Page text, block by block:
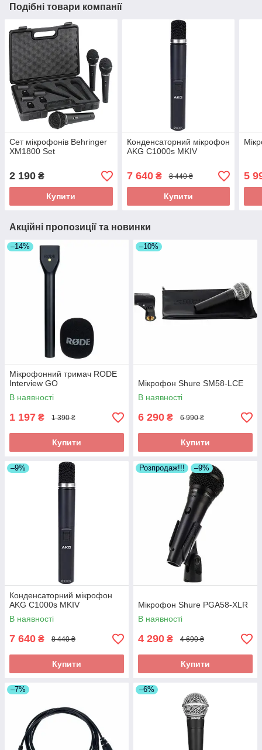
Подібні товари компанії
Сет мікрофонів Behringer
XM1800 Set
2 190 ₴
Купити
Конденсаторний мікрофон
AKG C1000s MKIV
7 640₴ 8 440 ₴
Купити
5
Акційні пропозиції та новинки
–14%
Мікрофонний тримач RODE
Interview GO
В наявності
1 197 ₴ 1 390 ₴
Купити
–10%
Мікрофон Shure SM58-LCE
В наявності
6 290 ₴ 6 990 ₴
Купити
–9%
Конденсаторний мікрофон
AKG C1000s MKIV
В наявності
7 640 ₴ 8 440 ₴
Купити
Розпродаж!!! –9%
Мікрофон Shure PGA58-XLR
В наявності
4 290 ₴ 4 690 ₴
Купити
–7% –6%